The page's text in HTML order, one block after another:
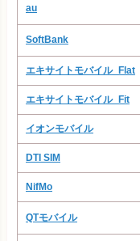
au
SoftBank
エキサイトモバイル_Flat
エキサイトモバイル_Fit
イオンモバイル
DTI SIM
NifMo
QTモバイル